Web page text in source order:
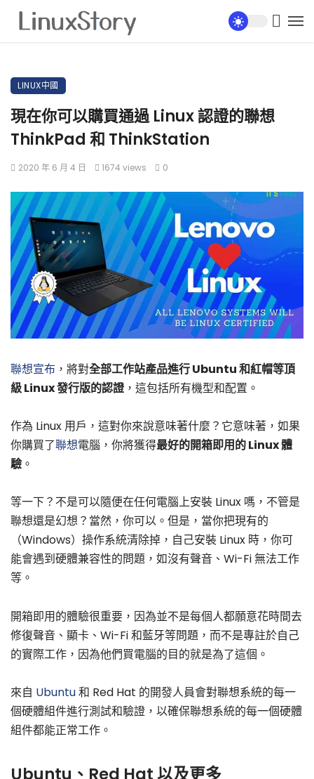
LINUX中國
現在你可以購買通過 Linux 認證的聯想
ThinkPad 和 ThinkStation
2020 年 6 月 4 日 1674 views 0
聯想宣布 ，將對全部工作站產品進行 Ubuntu 和紅帽等頂
級 Linux 發行版的認證 ，這包括所有機型和配置。
作為 Linux 用戶，這對你來說意味著什麼？它意味著，如果
你購買了聯想電腦，你將獲得最好的開箱即用的 Linux 體
驗 。
等一下？不是可以隨便在任何電腦上安裝 Linux 嗎，不管是
聯想還是幻想？當然，你可以。但是，當你把現有的
（Windows）操作系統清除掉，自己安裝 Linux 時，你可
能會遇到硬體兼容性的問題，如沒有聲音、Wi-Fi 無法工作
等。
開箱即用的體驗很重要，因為並不是每個人都願意花時間去
修復聲音、顯卡、Wi-Fi 和藍牙等問題，而不是專註於自己
的實際工作，因為他們買電腦的目的就是為了這個。
來自 Ubuntu和 Red Hat 的開發人員會對聯想系統的每一
個硬體組件進行測試和驗證，以確保聯想系統的每一個硬體
組件都能正常工作。
Ubuntu、Red Hat 以及更多